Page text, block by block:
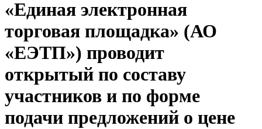
«Единая электронная
торговая площадка» (АО
«ЕЭТП») проводит
открытый по составу
участников и по форме
подачи предложений о цене